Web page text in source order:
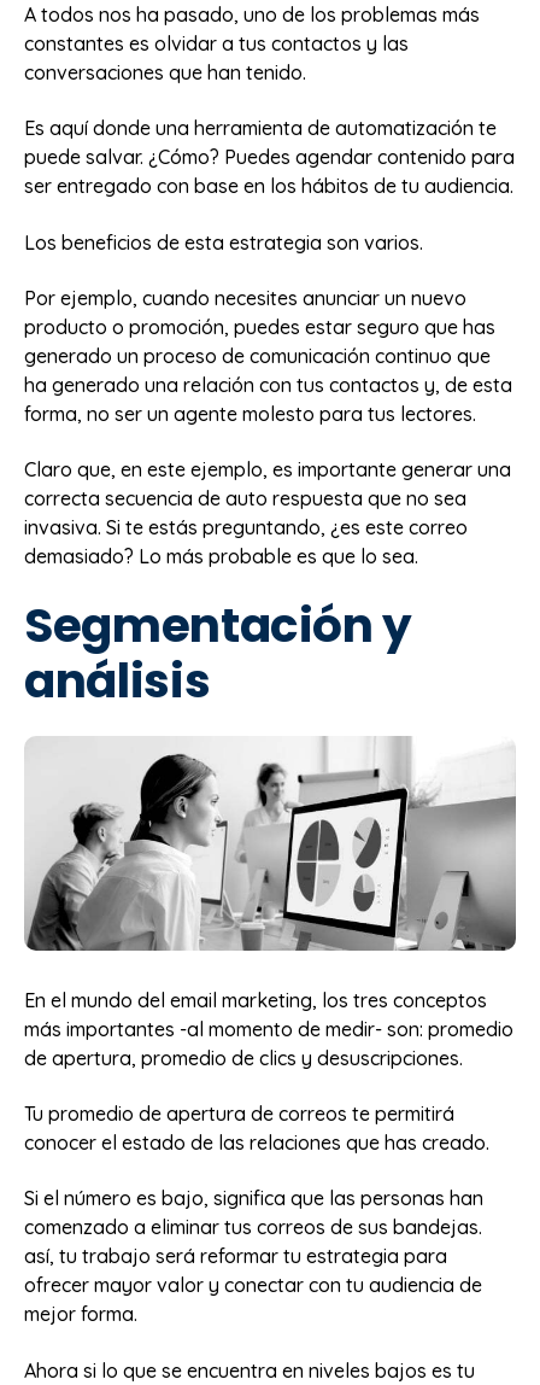
A todos nos ha pasado, uno de los problemas más
constantes es olvidar a tus contactos y las
conversaciones que han tenido.
Es aquí donde una herramienta de automatización te
puede salvar. ¿Cómo? Puedes agendar contenido para
ser entregado con base en los hábitos de tu audiencia.
Los beneficios de esta estrategia son varios.
Por ejemplo, cuando necesites anunciar un nuevo
producto o promoción, puedes estar seguro que has
generado un proceso de comunicación continuo que
ha generado una relación con tus contactos y, de esta
forma, no ser un agente molesto para tus lectores.
Claro que, en este ejemplo, es importante generar una
correcta secuencia de auto respuesta que no sea
invasiva. Si te estás preguntando, ¿es este correo
demasiado? Lo más probable es que lo sea.
Segmentación y
análisis
En el mundo del email marketing, los tres conceptos
más importantes -al momento de medir- son: promedio
de apertura, promedio de clics y desuscripciones.
Tu promedio de apertura de correos te permitirá
conocer el estado de las relaciones que has creado.
Si el número es bajo, significa que las personas han
comenzado a eliminar tus correos de sus bandejas.
así, tu trabajo será reformar tu estrategia para
ofrecer mayor valor y conectar con tu audiencia de
mejor forma.
Ahora si lo que se encuentra en niveles bajos es tu